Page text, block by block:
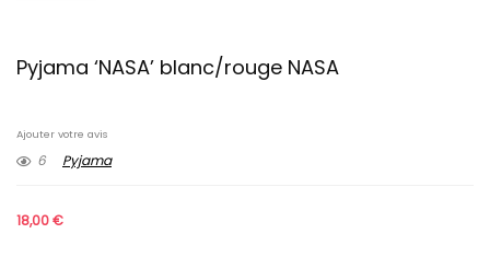
Pyjama ‘NASA’ blanc/rouge NASA
Ajouter votre avis
6 Pyjama
18,00€